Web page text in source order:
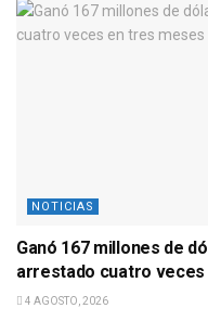
NOTICIAS
Ganó 167 millones de
arrestado cuatro
4 AGOSTO, 2026